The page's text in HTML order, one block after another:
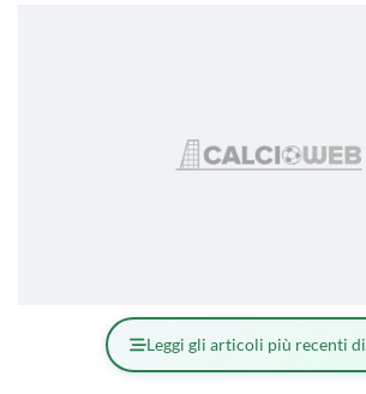
Leggi gli articoli più recenti di